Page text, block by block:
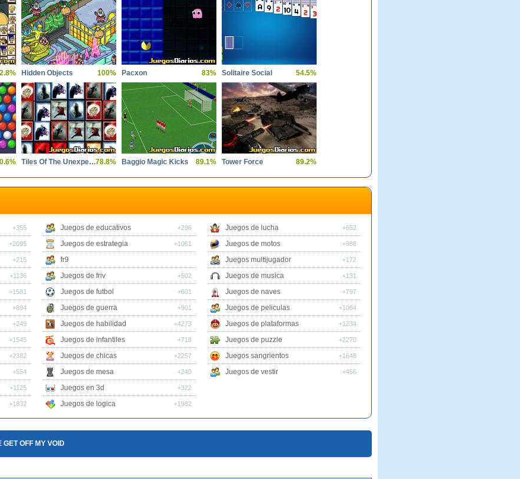
Hidden Objects 100% Pacxon 83% Solitaire Social 54.5%
Tiles Of The Unexpected78.8% Baggio Magic Kicks 89.1% Tower Force 89.2%
+355
+2095
+215
+1136
+1581
+894
+249
+1545
+2382
+554
+1125
+1832
Juegos de educativos +296
Juegos de estrategia +1061
fr9
Juegos de friv
+502
Juegos de futbol +601
Juegos de guerra +901
Juegos de habilidad +4273
Juegos de infantiles +718
Juegos de chicas +2257
Juegos de mesa +240
Juegos en 3d +322
Juegos de logica +1982
Juegos de lucha +652
Juegos de motos +988
Juegos multijugador +172
Juegos de musica +131
Juegos de naves +797
Juegos de peliculas +1084
Juegos de plataformas +1234
Juegos de puzzle +2270
Juegos sangrientos +1648
Juegos de vestir +456
OFF MY VOID